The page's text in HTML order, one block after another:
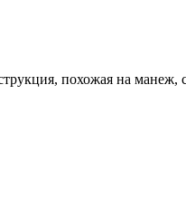
похожая на манеж,